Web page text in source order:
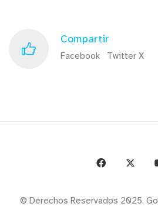
Compartir
Facebook Twitter X
© Derechos Reservados 2025.